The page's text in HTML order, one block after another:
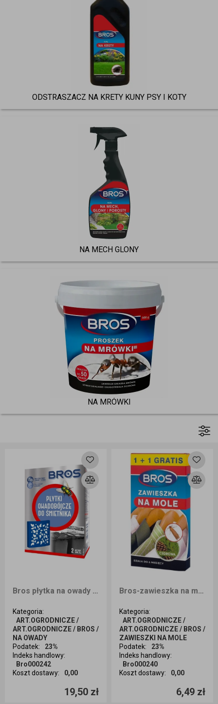
ODSTRASZACZ NA KRETY KUNY PSY I KOTY
NA MECH GLONY
NA MRÓWKI
Bros płytka na owady do śmietników
Kategoria:
ART.OGRODNICZE /
ART.OGRODNICZE / BROS /
NA OWADY
Podatek:
23%
Indeks handlowy:
Bro000242
Koszt dostawy: 0,00
19,50 zł
Ilość sztuk
Bros-zawieszka na mole cedr
Kategoria:
ART.OGRODNICZE /
ART.OGRODNICZE / BROS /
ZAWIESZKI NA MOLE
Podatek:
23%
Indeks handlowy:
Bro000240
Koszt dostawy: 0,00
6,49 zł
Ilość sztuk